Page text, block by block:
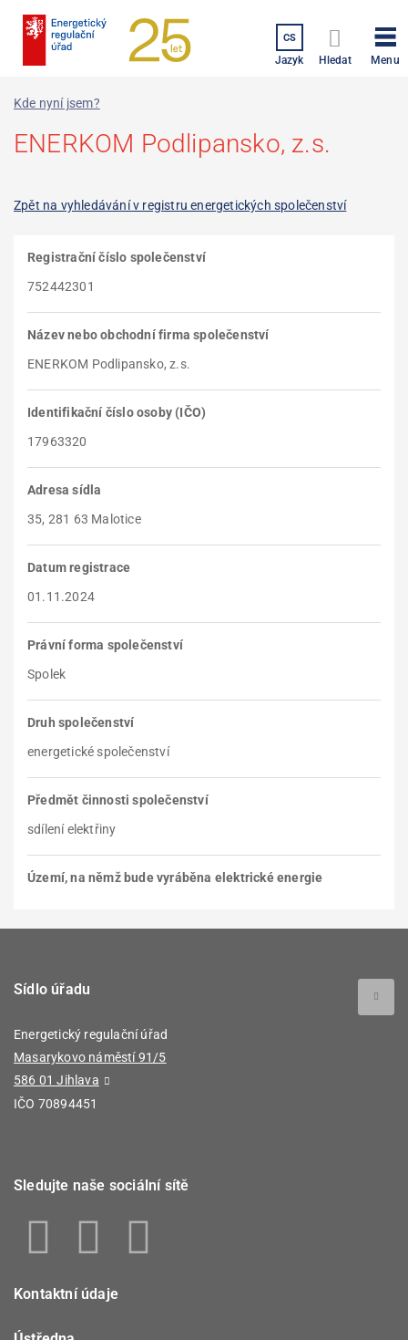
CS
Jazyk Hledat Menu
Kde nyní jsem?
ENERKOM Podlipansko, z.s.
Zpět na vyhledávání v registru energetických společenství
Registrační číslo společenství
752442301
Název nebo obchodní firma společenství
ENERKOM Podlipansko, z.s.
Identifikační číslo osoby (IČO)
17963320
Adresa sídla
35, 281 63 Malotice
Datum registrace
01.11.2024
Právní forma společenství
Spolek
Druh společenství
energetické společenství
Předmět činnosti společenství
sdílení elektřiny
Území, na němž bude vyráběna elektrické energie
Sídlo úřadu
Energetický regulační úřad
Masarykovo náměstí 91/5
586 01 Jihlava
IČO 70894451
Sledujte naše sociální sítě
Kontaktní údaje